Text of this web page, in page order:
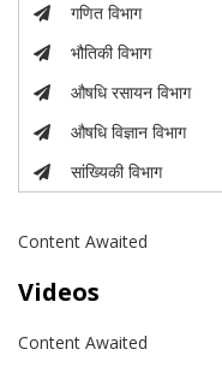
गणित विभाग
भौतिकी विभाग
औषधि रसायन विभाग
औषधि विज्ञान विभाग
सांख्यिकी विभाग
Content Awaited
Videos
Content Awaited